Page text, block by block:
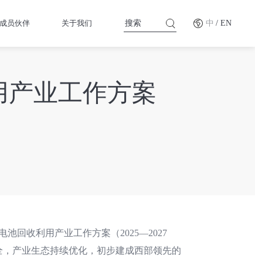
成员伙伴 关于我们 中 / EN
业工作方案
池回收利用产业工作方案（2025—2027
产业生态持续优化，初步建成西部领先的